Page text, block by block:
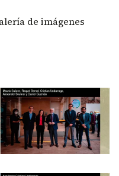
de imágenes